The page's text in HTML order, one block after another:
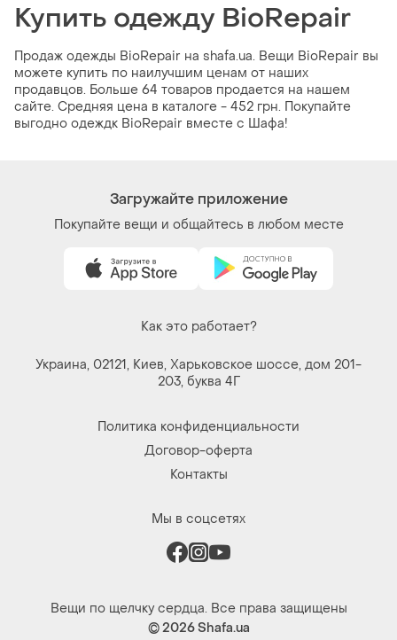
Купить одежду BioRepair
Продаж одежды BioRepair на shafa.ua. Вещи BioRepair вы
можете купить по наилучшим ценам от наших
продавцов. Больше 64 товаров продается на нашем
сайте. Средняя цена в каталоге - 452 грн. Покупайте
выгодно одеждк BioRepair вместе с Шафа!
Загружайте приложение
Покупайте вещи и общайтесь в любом месте
Как это работает?
Украина, 02121, Киев, Харьковское шоссе, дом 201-
203, буква 4Г
Политика конфиденциальности
Договор-оферта
Контакты
Мы в соцсетях
Вещи по щелчку сердца. Все права защищены
© 2026Shafa.ua